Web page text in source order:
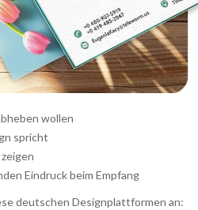
wollen
spricht
Eindruck beim Empfang
deutschen Designplattformen an: